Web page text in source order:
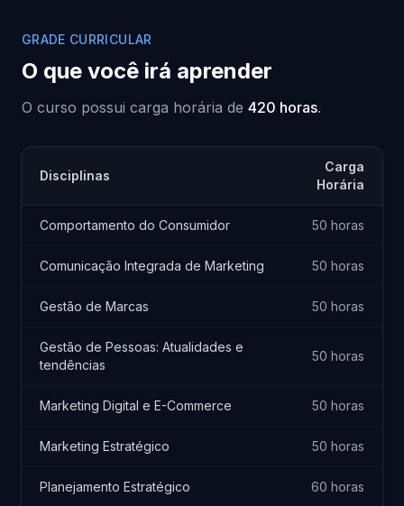
GRADE CURRICULAR
O que você irá aprender
O curso possui carga horária de 420 horas.
Disciplinas
Carga
Horária
Comportamento do Consumidor 50 horas
Comunicação Integrada de Marketing 50 horas
Gestão de Marcas 50 horas
Gestão de Pessoas: Atualidades e
tendências
50 horas
Marketing Digital e E-Commerce 50 horas
Marketing Estratégico 50 horas
Planejamento Estratégico 60 horas